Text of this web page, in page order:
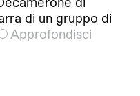
di un gruppo di
Approfondisci